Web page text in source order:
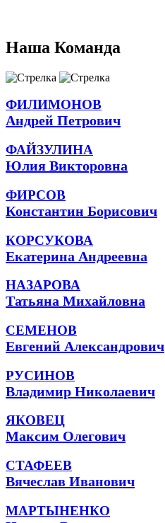
Наша Команда
ФИЛИМОНОВ
Андрей Петрович
ФАЙЗУЛИНА
Юлия Викторовна
ФИРСОВ
Константин Борисович
КОРСУКОВА
Екатерина Андреевна
НАЗАРОВА
Татьяна Михайловна
СЕМЕНОВ
Евгений Александрович
РУСИНОВ
Владимир Николаевич
ЯКОВЕЦ
Максим Олегович
СТАФЕЕВ
Вячеслав Иванович
МАРТЫНЕНКО